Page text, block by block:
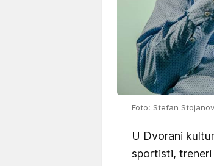
Foto: Stefan
U Dvorani
sportisti,